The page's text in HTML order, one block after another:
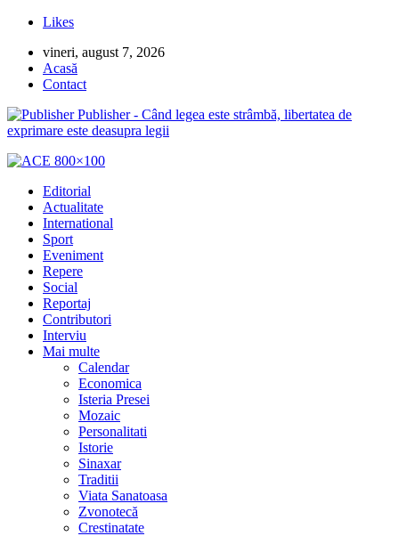
Likes
vineri, august 7, 2026
Acasă
Contact
Publisher - Când legea este strâmbă, libertatea de
exprimare este deasupra legii
Editorial
Actualitate
International
Sport
Eveniment
Repere
Social
Reportaj
Contributori
Interviu
Mai multe
Calendar
Economica
Isteria Presei
Mozaic
Personalitati
Istorie
Sinaxar
Traditii
Viata Sanatoasa
Zvonotecă
Crestinatate